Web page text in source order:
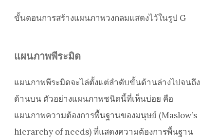
ขั้นตอนการสร้างแผนภาพวงกลมแสดงไว้ในรูป G
แผนภาพพีระมิด
แผนภาพพีระมิดจะไล่ตั้งแต่ลำดับขั้นด้านล่างไปจนถึง
ด้านบน ตัวอย่างแผนภาพชนิดนี้ที่เห็นบ่อย คือ
แผนภาพความต้องการพื้นฐานของมนุษย์ (Maslow’s
hierarchy of needs) ที่แสดงความต้องการพื้นฐาน